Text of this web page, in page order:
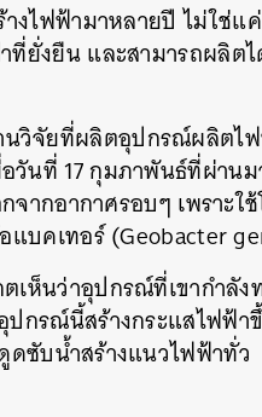
งไฟฟ้ามาหลายปี ไม่ใช่แ
ที่ยั่งยืนและสามารถผลิต
วิจัยที่ผลิตอุปกรณ์ผลิตไ
วันที่17กุมภาพันธ์ที่ผ่านม
จากอากาศรอบๆ เพราะใ
แบคเทอร์(Geobacter
ตเห็นว่าอุปกรณ์ที่เขากำลัง
กรณ์นี้สร้างกระแสไฟฟ้า
ดซับน้ำสร้างแนวไฟฟ้าทั่ว